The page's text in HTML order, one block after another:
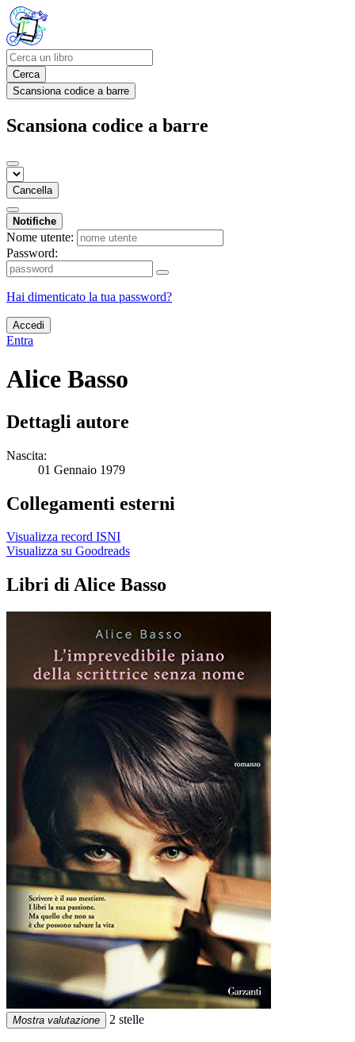
Cerca
Scansiona codice a barre
Scansiona codice a barre
Cancella
Notifiche
Nome utente:
Password:
Hai dimenticato la tua password?
Accedi
Entra
Alice Basso
Dettagli autore
Nascita:
01 Gennaio 1979
Collegamenti esterni
Visualizza record ISNI
Visualizza su Goodreads
Libri di Alice Basso
Mostra valutazione 2 stelle